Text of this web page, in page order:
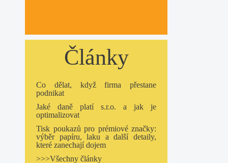
Články
Co dělat, když firma přestane
podnikat
Jaké daně platí s.r.o. a jak je
optimalizovat
Tisk poukazů pro prémiové značky:
výběr papíru, laku a další detaily,
které zanechají dojem
>>>Všechny články